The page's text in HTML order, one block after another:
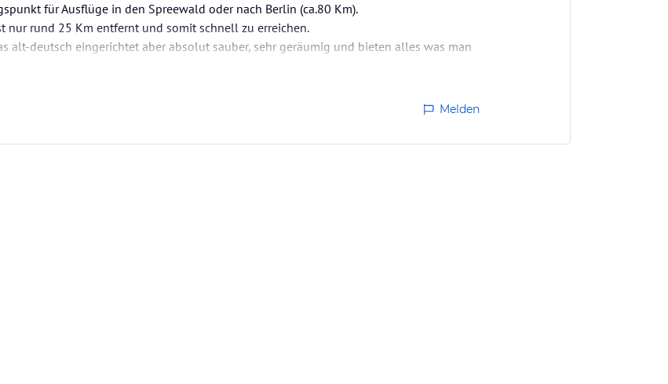
für Ausflüge in den Spreewald oder nach Berlin (ca.80 Km).
nur rund 25 Km entfernt und somit schnell zu erreichen.
alt-deutsch eingerichtet aber absolut sauber, sehr geräumig und bieten alles was man
ist hinter dem Haus noch ein Teich, eine…
Melden